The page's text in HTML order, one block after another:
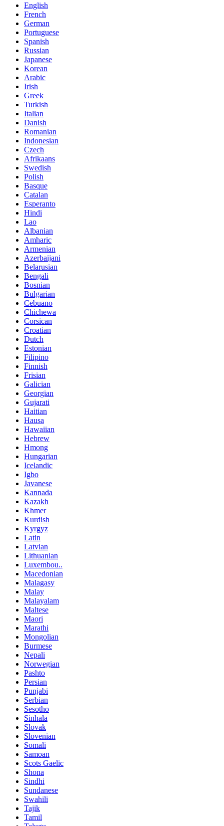
English
French
German
Portuguese
Spanish
Russian
Japanese
Korean
Arabic
Irish
Greek
Turkish
Italian
Danish
Romanian
Indonesian
Czech
Afrikaans
Swedish
Polish
Basque
Catalan
Esperanto
Hindi
Lao
Albanian
Amharic
Armenian
Azerbaijani
Belarusian
Bengali
Bosnian
Bulgarian
Cebuano
Chichewa
Corsican
Croatian
Dutch
Estonian
Filipino
Finnish
Frisian
Galician
Georgian
Gujarati
Haitian
Hausa
Hawaiian
Hebrew
Hmong
Hungarian
Icelandic
Igbo
Javanese
Kannada
Kazakh
Khmer
Kurdish
Kyrgyz
Latin
Latvian
Lithuanian
Luxembou..
Macedonian
Malagasy
Malay
Malayalam
Maltese
Maori
Marathi
Mongolian
Burmese
Nepali
Norwegian
Pashto
Persian
Punjabi
Serbian
Sesotho
Sinhala
Slovak
Slovenian
Somali
Samoan
Scots Gaelic
Shona
Sindhi
Sundanese
Swahili
Tajik
Tamil